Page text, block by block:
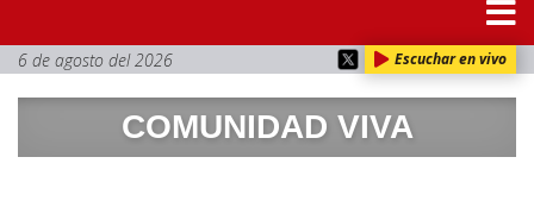
6 de agosto del 2026 Escuchar en vivo
COMUNIDAD VIVA